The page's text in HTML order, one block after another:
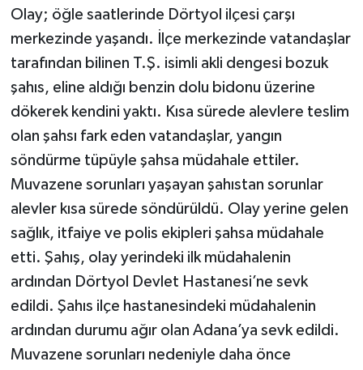
Olay; öğle saatlerinde Dörtyol ilçesi çarşı
merkezinde yaşandı. İlçe merkezinde vatandaşlar
tarafından bilinen T.Ş. isimli akli dengesi bozuk
şahıs, eline aldığı benzin dolu bidonu üzerine
dökerek kendini yaktı. Kısa sürede alevlere teslim
olan şahsı fark eden vatandaşlar, yangın
söndürme tüpüyle şahsa müdahale ettiler.
Muvazene sorunları yaşayan şahıstan sorunlar
alevler kısa sürede söndürüldü. Olay yerine gelen
sağlık, itfaiye ve polis ekipleri şahsa müdahale
etti. Şahış, olay yerindeki ilk müdahalenin
ardından Dörtyol Devlet Hastanesi’ne sevk
edildi. Şahıs ilçe hastanesindeki müdahalenin
ardından durumu ağır olan Adana’ya sevk edildi.
Muvazene sorunları nedeniyle daha önce